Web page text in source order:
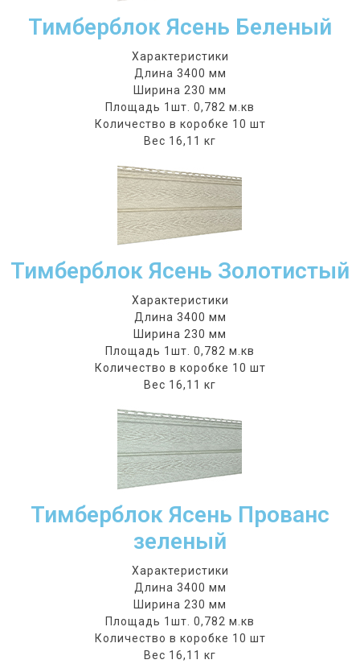
Тимберблок Ясень Беленый
Характеристики
Длина 3400 мм
Ширина 230 мм
Площадь 1шт. 0,782 м.кв
Количество в коробке 10 шт
Вес 16,11 кг
Тимберблок Ясень Золотистый
Характеристики
Длина 3400 мм
Ширина 230 мм
Площадь 1шт. 0,782 м.кв
Количество в коробке 10 шт
Вес 16,11 кг
Тимберблок Ясень Прованс
зеленый
Характеристики
Длина 3400 мм
Ширина 230 мм
Площадь 1шт. 0,782 м.кв
Количество в коробке 10 шт
Вес 16,11 кг